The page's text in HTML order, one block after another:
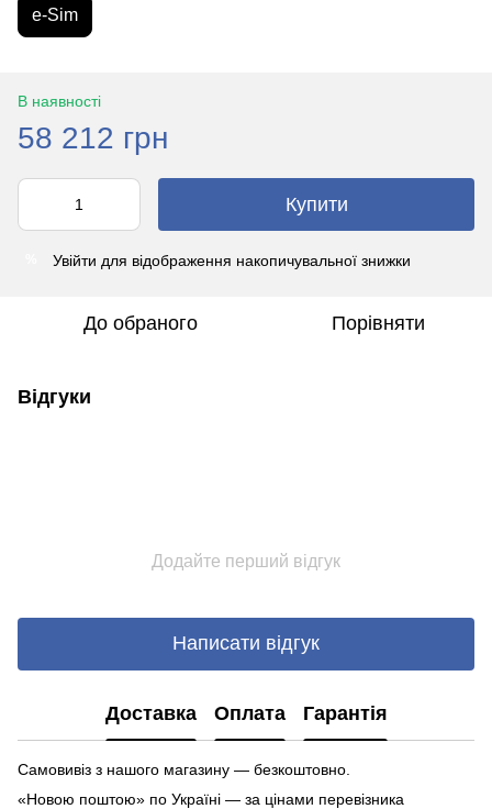
e-Sim
В наявності
58 212 грн
Купити
Увійти для відображення накопичувальної знижки
До обраного Порівняти
Відгуки
Додайте перший відгук
Написати відгук
Доставка Оплата Гарантія
Самовивіз з нашого магазину — безкоштовно.
«Новою поштою» по Україні — за цінами перевізника